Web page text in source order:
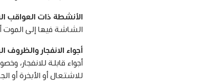
الأنشطة ذات العواقب
الشاشة فيها إلى الموت
أجواء الانفجار والظروف
أجواء قابلة للانفجار،